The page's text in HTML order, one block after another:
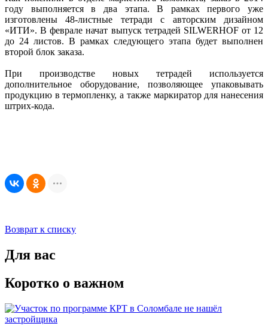
году выполняется в два этапа. В рамках первого уже
изготовлены 48-листные тетради с авторским дизайном
«ИТИ». В феврале начат выпуск тетрадей SILWERHOF от 12
до 24 листов. В рамках следующего этапа будет выполнен
второй блок заказа.
При производстве новых тетрадей используется
дополнительное оборудование, позволяющее упаковывать
продукцию в термопленку, а также маркиратор для нанесения
штрих-кода.
Возврат к списку
Для вас
Коротко о важном